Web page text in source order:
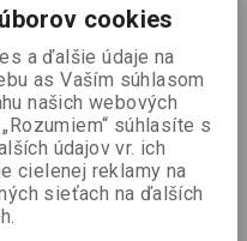
použité a
Nejprodávanější
- bazár
cookies
a ďalšie údaje na
as Vaším súhlasom
našich webových
súhlasíte s
údajov vr. ich
cielenej reklamy na
sieťach na ďalších